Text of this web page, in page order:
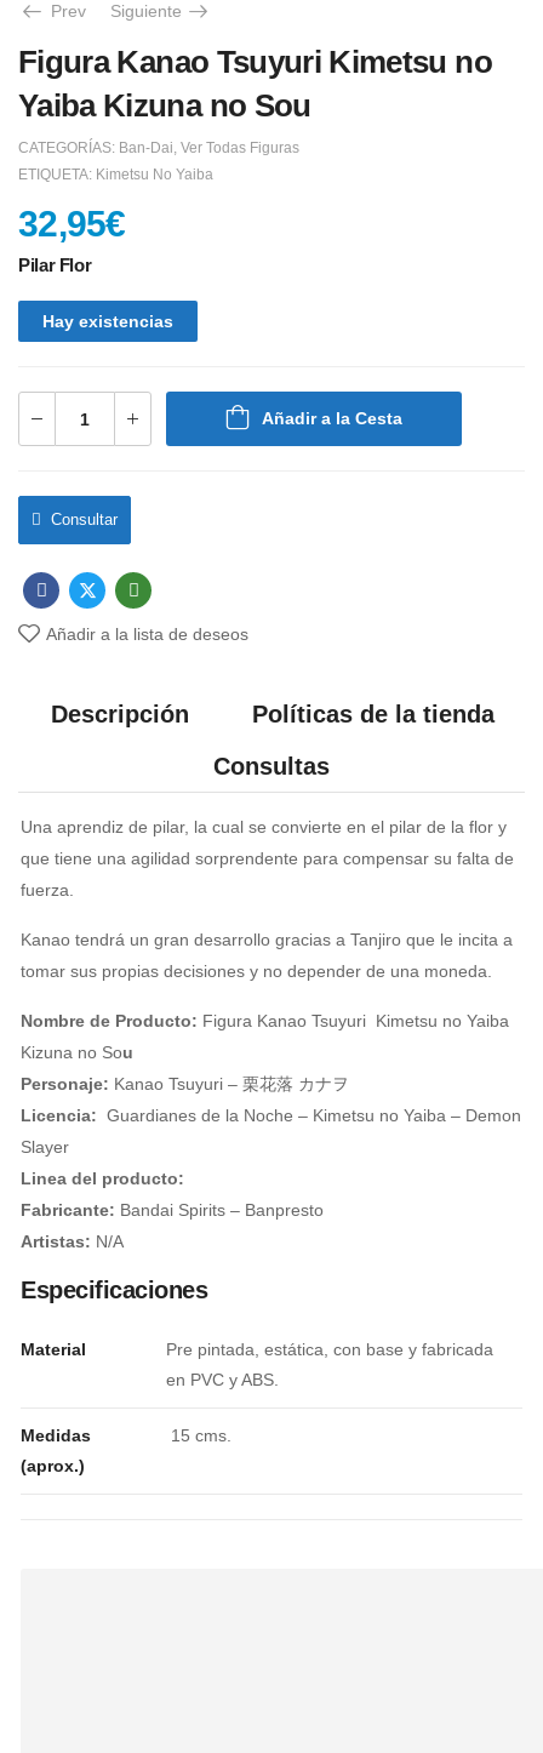
Prev Siguiente
Figura Kanao Tsuyuri Kimetsu no
Yaiba Kizuna no Sou
CATEGORÍAS: Ban-Dai, Ver Todas Figuras
ETIQUETA: Kimetsu No Yaiba
32,95€
Pilar Flor
Hay existencias
Añadir a la Cesta
Consultar
Añadir a la lista de deseos
Descripción
Políticas de la tienda
Consultas
Una aprendiz de pilar, la cual se convierte en el pilar de la flor y
que tiene una agilidad sorprendente para compensar su falta de
fuerza.
Kanao tendrá un gran desarrollo gracias a Tanjiro que le incita a
tomar sus propias decisiones y no depender de una moneda.
Nombre de Producto: Figura Kanao Tsuyuri Kimetsu no Yaiba
Kizuna no Sou
Personaje: Kanao Tsuyuri – 栗花落 カナヲ
Licencia: Guardianes de la Noche – Kimetsu no Yaiba – Demon
Slayer
Linea del producto:
Fabricante: Bandai Spirits – Banpresto
Artistas: N/A
Especificaciones
Material
Pre pintada, estática, con base y fabricada
en PVC y ABS.
Medidas
(aprox.)
15 cms.